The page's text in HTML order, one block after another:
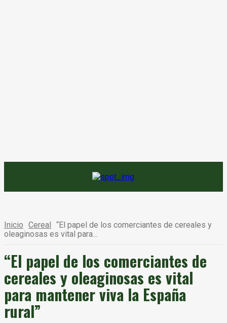
Inicio Cereal “El papel de los comerciantes de cereales y
oleaginosas es vital para...
“El papel de los comerciantes de
cereales y oleaginosas es vital
para mantener viva la España
rural”